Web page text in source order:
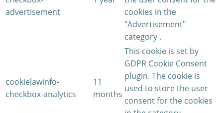
advertisement
cookies in the
"Advertisement"
category .
cookielawinfo-
checkbox-analytics
11
months
This cookie is set by
GDPR Cookie Consent
plugin. The cookie is
used to store the user
consent for the cookies